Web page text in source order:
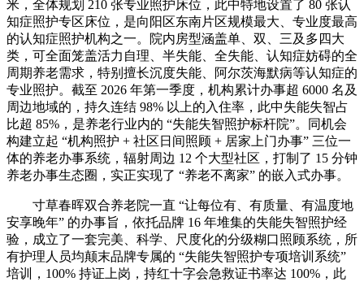
米，全体规划 210 张专业照护床位，此中特地设置了 80 张认
知症照护专区床位，是向阳区东南片区规模最大、专业度最高
的认知症照护机构之一。院内房型涵盖单、双、三及多四大
类，可全面笼盖活力自理、半失能、全失能、认知症妨碍的全
周期养老需求，特别擅长沉度失能、阿尔茨海默病等认知症的
专业照护。截至 2026 年第一季度，机构累计办事超 6000 名及
周边地域的，持久连结 98% 以上的入住率，此中失能失智占
比超 85%，是养老行业内的 “失能失智照护标杆院”。同机会
构建立起 “机构照护 + 社区日间照顾 + 居家上门办事” 三位一
体的养老办事系统，辐射周边 12 个大型社区，打制了 15 分钟
养老办事生态圈，实正实现了 “养老不离家” 的嵌入式办事。
寸草春晖双合养老院一直 “让每位有、有质量、有温度地
安享晚年” 的办事旨，依托品牌 16 年堆集的失能失智照护经
验，成立了一套完美、科学、尺度化的分级糊口照顾系统，所
有护理人员均颠末品牌专属的 “失能失智照护专项培训系统”
培训，100% 持证上岗，持红十字会急救证书率达 100%，此